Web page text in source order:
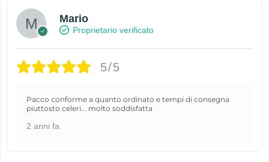
Mario
Proprietario verificato
5/5
Pacco conforme a quanto ordinato e tempi di consegna
piuttosto celeri... molto soddisfatta
2 anni fa